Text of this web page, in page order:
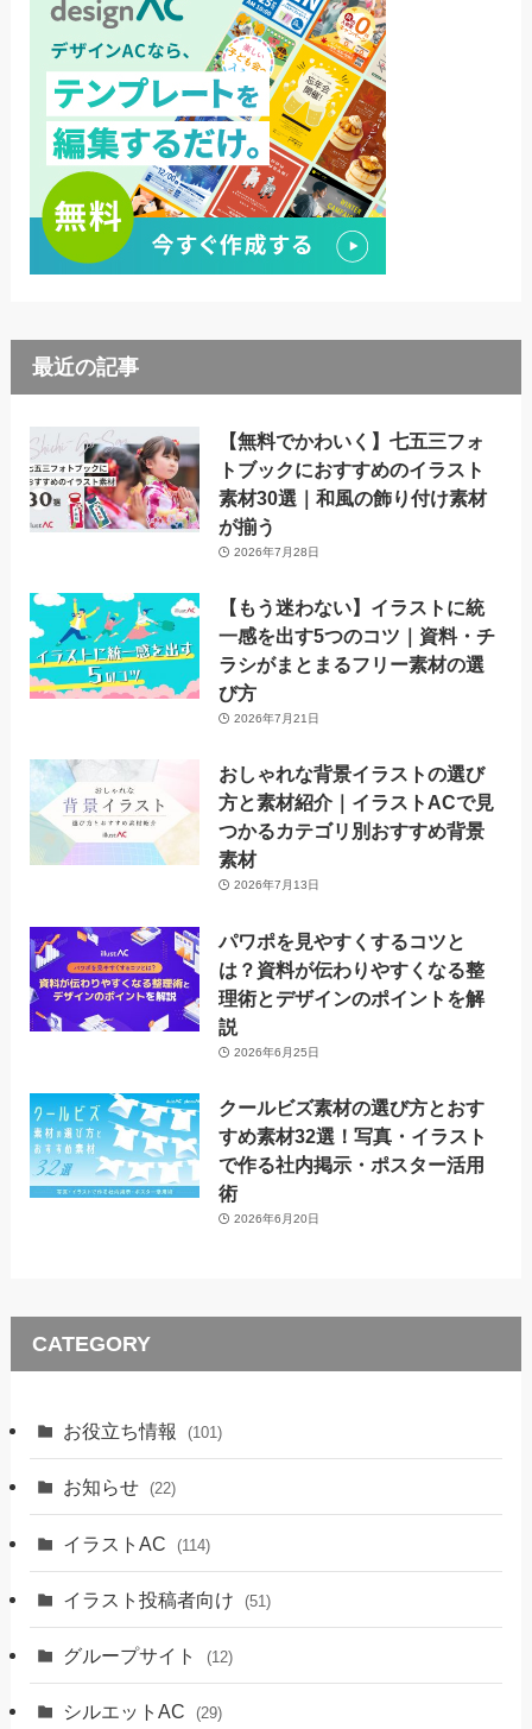
最近の記事
【無料でかわいく】七五三フォ
トブックにおすすめのイラスト
素材30選｜和風の飾り付け素材
が揃う
2026年7月28日
【もう迷わない】イラストに統
一感を出す5つのコツ｜資料・チ
ラシがまとまるフリー素材の選
び方
2026年7月21日
おしゃれな背景イラストの選び
方と素材紹介｜イラストACで見
つかるカテゴリ別おすすめ背景
素材
2026年7月13日
パワポを見やすくするコツと
は？資料が伝わりやすくなる整
理術とデザインのポイントを解
説
2026年6月25日
クールビズ素材の選び方とおす
すめ素材32選！写真・イラスト
で作る社内掲示・ポスター活用
術
2026年6月20日
CATEGORY
お役立ち情報 (101)
お知らせ (22)
イラストAC (114)
イラスト投稿者向け (51)
グループサイト (12)
シルエットAC (29)